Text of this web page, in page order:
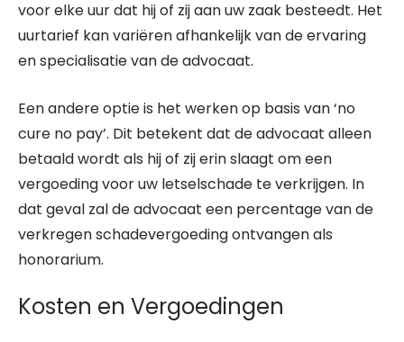
voor elke uur dat hij of zij aan uw zaak besteedt. Het
uurtarief kan variëren afhankelijk van de ervaring
en specialisatie van de advocaat.
Een andere optie is het werken op basis van ‘no
cure no pay’. Dit betekent dat de advocaat alleen
betaald wordt als hij of zij erin slaagt om een
vergoeding voor uw letselschade te verkrijgen. In
dat geval zal de advocaat een percentage van de
verkregen schadevergoeding ontvangen als
honorarium.
Kosten en Vergoedingen